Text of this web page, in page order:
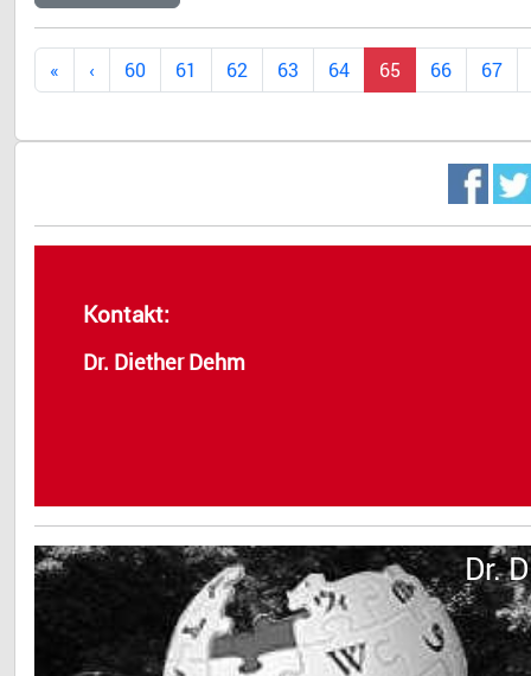
Dr.
60 61 62 63 64 65 66 67
Kontakt:
Dr. Diether Dehm